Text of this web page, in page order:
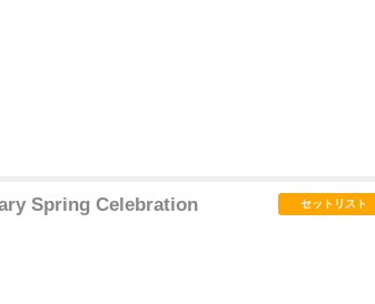
Spring Celebration セットリスト